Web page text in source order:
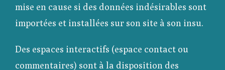
mise en cause si des données indésirables sont
importées et installées sur son site à son insu.
Des espaces interactifs (espace contact ou
commentaires) sont à la disposition des